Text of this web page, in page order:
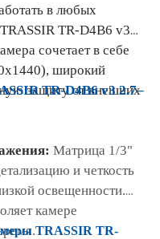
в любых
TR-D4B6 v3
сочетает в себе
широкий
защиту от внешних
TR-D4B6 v3 2.7–
Матрица 1/3"
и четкость
освещенности.
камере
TRASSIR TR-